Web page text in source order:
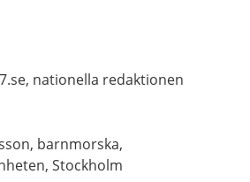
nationella redaktionen
barnmorska,
Stockholm